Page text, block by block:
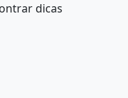
dicas